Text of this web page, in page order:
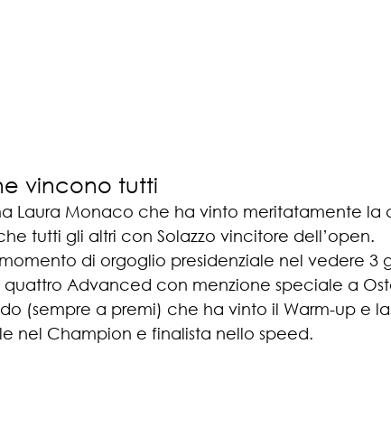
vincono tutti
Laura Monaco che ha vinto meritatamente
tutti gli altri con Solazzo vincitore dell’open.
di orgoglio presidenziale nel vedere 3
quattro Advanced con menzione speciale a
(sempre a premi) che ha vinto il Warm-up e
nel Champion e finalista nello speed.